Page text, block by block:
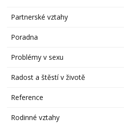
Partnerské vztahy
Poradna
Problémy v sexu
Radost a štěstí v životě
Reference
Rodinné vztahy